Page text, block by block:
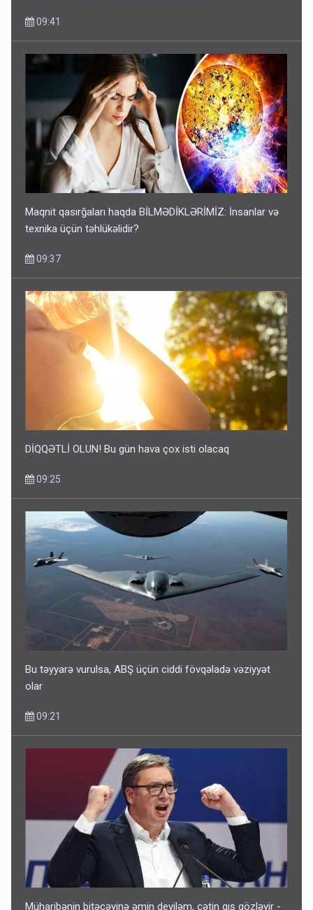
09:41
Maqnit qasırğaları haqda BİLMƏDİKLƏRİMİZ: İnsanlar və
texnika üçün təhlükəlidir?
09:37
DİQQƏTLİ OLUN! Bu gün hava çox isti olacaq
09:25
Bu təyyarə vurulsa, ABŞ üçün ciddi fövqəladə vəziyyət
olar
09:21
Müharibənin bitəcəyinə əmin deyiləm, çətin qış gözləyir -